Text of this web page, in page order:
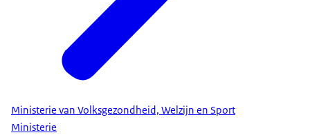
Ministerie van Volksgezondheid, Welzijn en Sport
Ministerie